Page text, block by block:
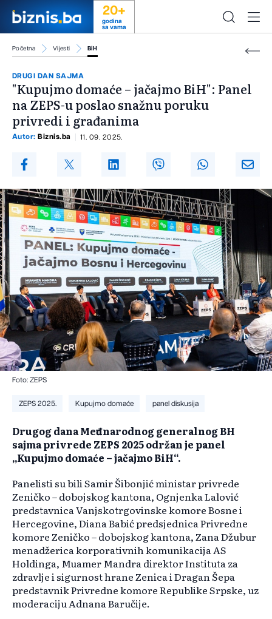
20+
godina
sa vama
Početna Vijesti BiH
DRUGI DAN SAJMA
"Kupujmo domaće – jačajmo BiH": Panel
na ZEPS-u poslao snažnu poruku
privredi i građanima
Autor: Biznis.ba 11. 09. 2025.
Foto: ZEPS
ZEPS 2025. Kupujmo domaće panel diskusija
Drugog dana Međunarodnog generalnog BH
sajma privrede ZEPS 2025 održan je panel
„Kupujmo domaće – jačajmo BiH“.
Panelisti su bili Samir Šibonjić ministar privrede
Zeničko – dobojskog kantona, Ognjenka Lalović
predstavnica Vanjskotrgovinske komore Bosne i
Hercegovine, Diana Babić predsjednica Privredne
komore Zeničko – dobojskog kantona, Zana Džubur
menadžerica korporativnih komunikacija AS
Holdinga, Muamer Mandra direktor Instituta za
zdravlje i sigurnost hrane Zenica i Dragan Šepa
predstavnik Privredne komore Republike Srpske, uz
moderaciju Adnana Baručije.